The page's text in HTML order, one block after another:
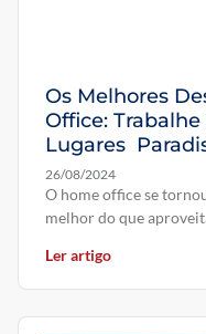
Os Melhores
Office:
Lugares
26/08/2024
O home office se
melhor do que
Ler artigo